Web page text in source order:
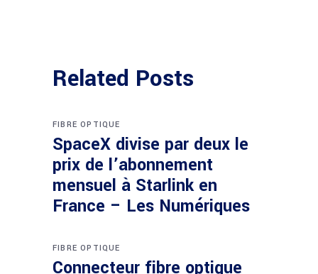
Related Posts
FIBRE OPTIQUE
SpaceX divise par deux le
prix de l’abonnement
mensuel à Starlink en
France – Les Numériques
FIBRE OPTIQUE
Connecteur fibre optique